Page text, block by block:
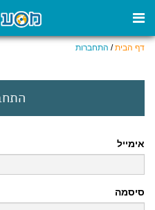
דף הבית/ התחברות
אימייל
סיסמה